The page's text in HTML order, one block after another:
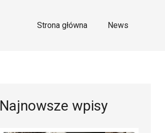
Strona główna News
Najnowsze wpisy